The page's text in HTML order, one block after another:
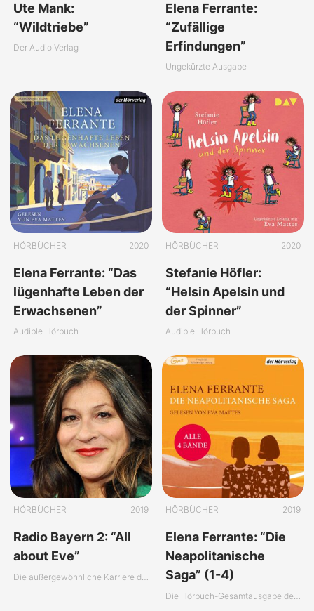
Ute Mank:
“Wildtriebe”
Der Audio Verlag
Elena Ferrante:
“Zufällige
Erfindungen”
Ungekürzte Ausgabe
HÖRBÜCHER 2020
Elena Ferrante: “Das
lügenhafte Leben der
Erwachsenen”
Audible Hörbuch
HÖRBÜCHER 2020
Stefanie Höfler:
“Helsin Apelsin und
der Spinner”
Audible Hörbuch
HÖRBÜCHER 2019
Radio Bayern 2: “All
about Eve”
HÖRBÜCHER 2019
Elena Ferrante: “Die
Neapolitanische
Saga” (1-4)